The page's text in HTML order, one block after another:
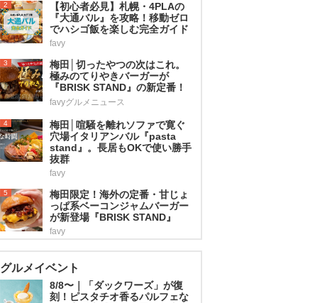
2
【初心者必見】札幌・4PLAの
『大通バル』を攻略！移動ゼロ
でハシゴ飯を楽しむ完全ガイド
favy
3
梅田│切ったやつの次はこれ。
極みのてりやきバーガーが
『BRISK STAND』の新定番！
favyグルメニュース
4
梅田│喧騒を離れソファで寛ぐ
穴場イタリアンバル『pasta
stand』。長居もOKで使い勝手
抜群
favy
5
梅田限定！海外の定番・甘じょ
っぱ系ベーコンジャムバーガー
が新登場『BRISK STAND』
favy
グルメイベント
8/8〜｜「ダックワーズ」が復
刻！ピスタチオ香るパルフェな